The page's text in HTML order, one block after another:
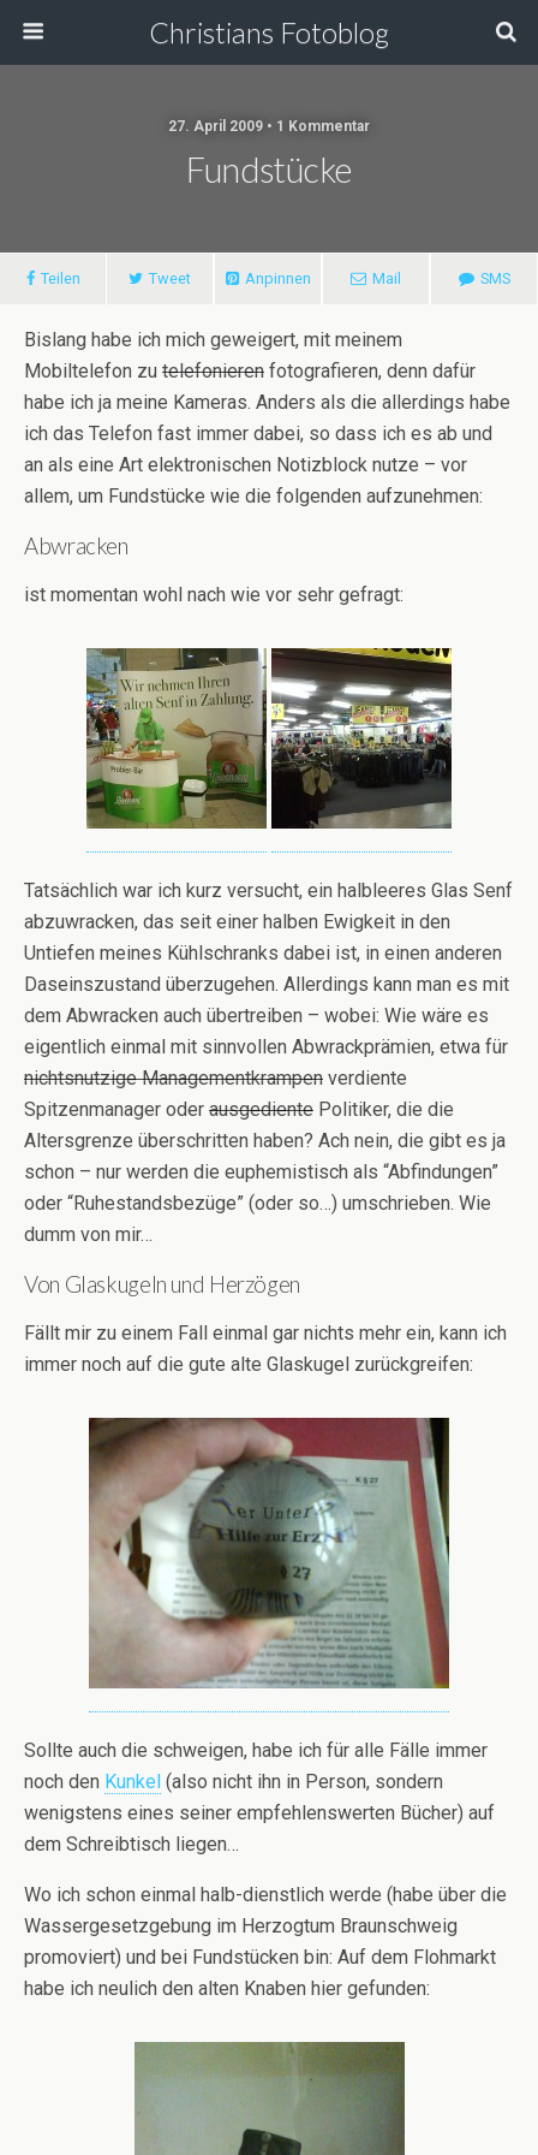
Christians Fotoblog
27. April 2009 • 1 Kommentar
Fundstücke
Teilen Tweet Anpinnen Mail SMS
Bislang habe ich mich geweigert, mit meinem
Mobiltelefon zu telefonieren fotografieren, denn dafür
habe ich ja meine Kameras. Anders als die allerdings habe
ich das Telefon fast immer dabei, so dass ich es ab und
an als eine Art elektronischen Notizblock nutze – vor
allem, um Fundstücke wie die folgenden aufzunehmen:
Abwracken
ist momentan wohl nach wie vor sehr gefragt:
Tatsächlich war ich kurz versucht, ein halbleeres Glas Senf
abzuwracken, das seit einer halben Ewigkeit in den
Untiefen meines Kühlschranks dabei ist, in einen anderen
Daseinszustand überzugehen. Allerdings kann man es mit
dem Abwracken auch übertreiben – wobei: Wie wäre es
eigentlich einmal mit sinnvollen Abwrackprämien, etwa für
nichtsnutzige Managementkrampen verdiente
Spitzenmanager oder ausgediente Politiker, die die
Altersgrenze überschritten haben? Ach nein, die gibt es ja
schon – nur werden die euphemistisch als “Abfindungen”
oder “Ruhestandsbezüge” (oder so…) umschrieben. Wie
dumm von mir…
Von Glaskugeln und Herzögen
Fällt mir zu einem Fall einmal gar nichts mehr ein, kann ich
immer noch auf die gute alte Glaskugel zurückgreifen:
Sollte auch die schweigen, habe ich für alle Fälle immer
noch den Kunkel (also nicht ihn in Person, sondern
wenigstens eines seiner empfehlenswerten Bücher) auf
dem Schreibtisch liegen…
Wo ich schon einmal halb-dienstlich werde (habe über die
Wassergesetzgebung im Herzogtum Braunschweig
promoviert) und bei Fundstücken bin: Auf dem Flohmarkt
habe ich neulich den alten Knaben hier gefunden: